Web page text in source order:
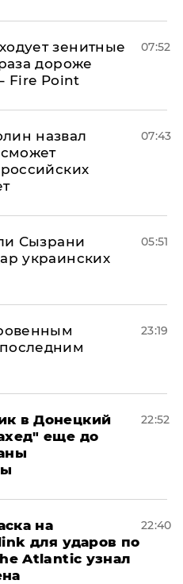
зенитные
дороже
Fire Point
07:52
назвал
07:43
Сызрани
украинских
05:51
23:19
в Донецкий
еще до
22:52
на
для ударов по
Atlantic узнал
22:40